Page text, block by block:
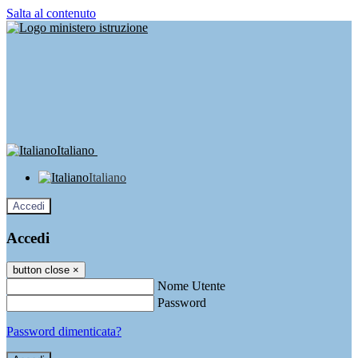
Salta al contenuto
Italiano
Italiano
Accedi
Accedi
button close ×
Nome Utente
Password
Password dimenticata?